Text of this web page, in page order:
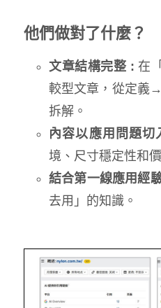
他們做對了什麼？
文章結構完整 : 在「
較型文章，從定
拆解。
內容以應用問題切
境、尺寸穩定性和
結合第一線應用經
去用」的知識。